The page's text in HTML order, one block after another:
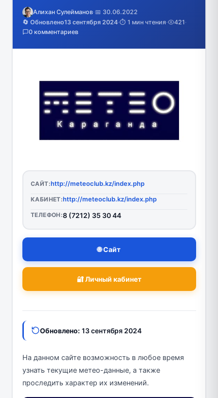
Алихан Сулейманов·📅 30.06.2022
🔄 Обновлено13 сентября 2024·⏱️ 1 мин чтения· 421·
0 комментариев
САЙТ:http://meteoclub.kz/index.php
КАБИНЕТ:http://meteoclub.kz/index.php
ТЕЛЕФОН:8 (7212) 35 30 44
🌐 Сайт
🔐 Личный кабинет
Обновлено: 13 сентября 2024
На данном сайте возможность в любое время
узнать текущие метео-данные, а также
проследить характер их изменений.